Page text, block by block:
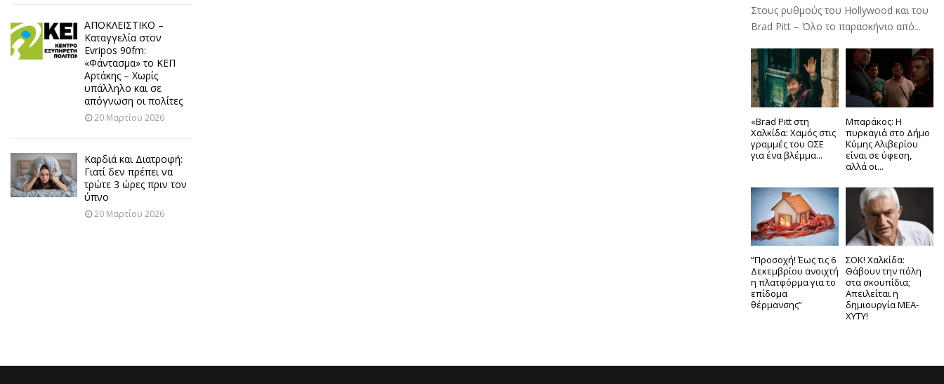
ΑΠΟΚΛΕΙΣΤΙΚΟ –
Καταγγελία στον
Evripos 90fm:
«Φάντασμα» το ΚΕΠ
Αρτάκης – Χωρίς
υπάλληλο και σε
απόγνωση οι πολίτες
20 Μαρτίου 2026
Καρδιά και Διατροφή:
Γιατί δεν πρέπει να
τρώτε 3 ώρες πριν τον
ύπνο
20 Μαρτίου 2026
Στους ρυθμούς του Hollywood και του
Brad Pitt – Όλο το παρασκήνιο από...
«Brad Pitt στη
Χαλκίδα: Χαμός στις
γραμμές του ΟΣΕ
για ένα βλέμμα...
Μπαράκος: Η
πυρκαγιά στο Δήμο
Κύμης Αλιβερίου
είναι σε ύφεση,
αλλά οι...
“Προσοχή! Έως τις 6
Δεκεμβρίου ανοιχτή
η πλατφόρμα για το
επίδομα
θέρμανσης”
ΣΟΚ! Χαλκίδα:
Θάβουν την πόλη
στα σκουπίδια;
Απειλείται η
δημιουργία ΜΕΑ-
ΧΥΤΥ!